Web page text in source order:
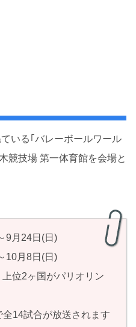
いる｢バレーボールワール
競技場 第一体育館を会場と
9月24日(日)
10月8日(日)
位2ヶ国がパリオリン
14試合が放送されます